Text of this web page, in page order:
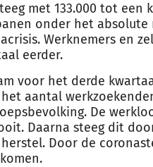
met 133.000 tot een
onder het
Werknemers en
eerder.
voor het derde
aantal
De
Daarna steeg dit
Door de